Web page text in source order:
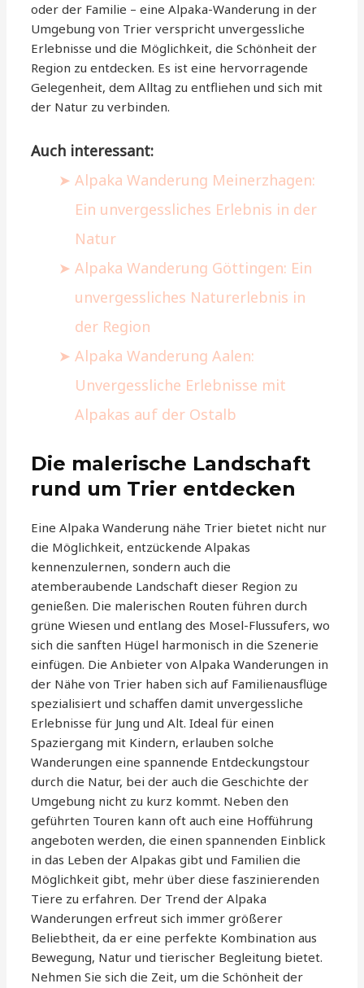
oder der Familie – eine Alpaka-Wanderung in der
Umgebung von Trier verspricht unvergessliche
Erlebnisse und die Möglichkeit, die Schönheit der
Region zu entdecken. Es ist eine hervorragende
Gelegenheit, dem Alltag zu entfliehen und sich mit
der Natur zu verbinden.
Auch interessant:
Alpaka Wanderung Meinerzhagen:
Ein unvergessliches Erlebnis in der
Natur
Alpaka Wanderung Göttingen: Ein
unvergessliches Naturerlebnis in
der Region
Alpaka Wanderung Aalen:
Unvergessliche Erlebnisse mit
Alpakas auf der Ostalb
Die malerische Landschaft
rund um Trier entdecken
Eine Alpaka Wanderung nähe Trier bietet nicht nur
die Möglichkeit, entzückende Alpakas
kennenzulernen, sondern auch die
atemberaubende Landschaft dieser Region zu
genießen. Die malerischen Routen führen durch
grüne Wiesen und entlang des Mosel-Flussufers, wo
sich die sanften Hügel harmonisch in die Szenerie
einfügen. Die Anbieter von Alpaka Wanderungen in
der Nähe von Trier haben sich auf Familienausflüge
spezialisiert und schaffen damit unvergessliche
Erlebnisse für Jung und Alt. Ideal für einen
Spaziergang mit Kindern, erlauben solche
Wanderungen eine spannende Entdeckungstour
durch die Natur, bei der auch die Geschichte der
Umgebung nicht zu kurz kommt. Neben den
geführten Touren kann oft auch eine Hofführung
angeboten werden, die einen spannenden Einblick
in das Leben der Alpakas gibt und Familien die
Möglichkeit gibt, mehr über diese faszinierenden
Tiere zu erfahren. Der Trend der Alpaka
Wanderungen erfreut sich immer größerer
Beliebtheit, da er eine perfekte Kombination aus
Bewegung, Natur und tierischer Begleitung bietet.
Nehmen Sie sich die Zeit, um die Schönheit der